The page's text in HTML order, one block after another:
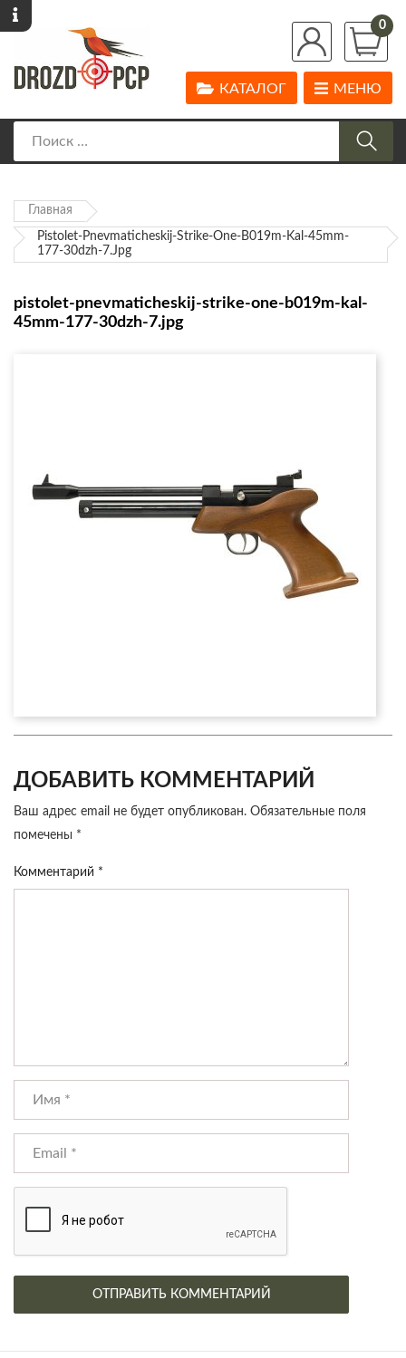
0
МЕНЮ
КАТАЛОГ
Главная
Pistolet-Pnevmaticheskij-Strike-One-B019m-Kal-45mm-
177-30dzh-7.jpg
pistolet-pnevmaticheskij-strike-one-b019m-kal-
45mm-177-30dzh-7.jpg
ДОБАВИТЬ КОММЕНТАРИЙ
Ваш адрес email не будет опубликован. Обязательные поля
помечены *
Комментарий *